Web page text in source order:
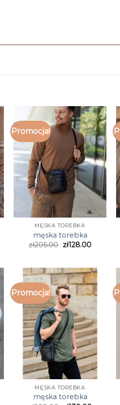
Promocja!
MĘSKA TOREBKA
męska torebka
zł205.00 zł128.00
Promocja!
MĘSKA TOREBKA
męska torebka